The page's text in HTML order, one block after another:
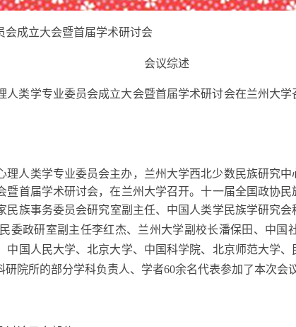
会成立大会暨首届学术研讨会
会议综述
人类学专业委员会成立大会暨首届学术研讨会在兰州大
理人类学专业委员会主办，兰州大学西北少数民族研究
首届学术研讨会，在兰州大学召开。十一届全国政协
民族事务委员会研究室副主任、 中国人类学民族学研究会
委政研室副主任李红杰、兰州大学副校长潘保田、中
国人民大学、北京大学、中国科学院、北京师范大学
研院所的部分学科负责人、学者60余名代表参加了本次会